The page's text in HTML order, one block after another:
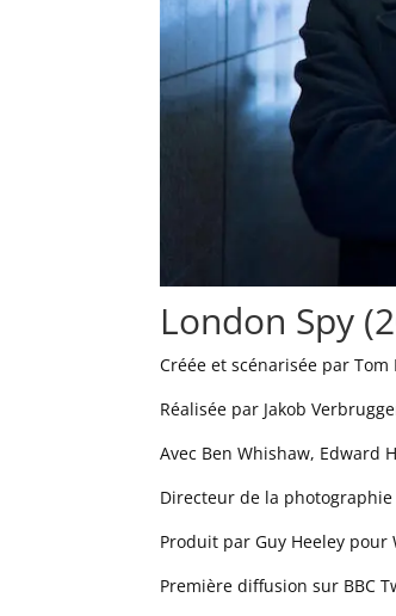
London Spy
Créée et scénarisée par Tom
Réalisée par Jakob
Avec Ben Whishaw, Edward
Directeur de la photographie
Produit par Guy Heeley pour
Première diffusion sur BBC